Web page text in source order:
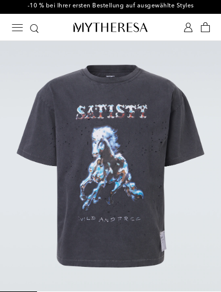
-10 % bei Ihrer ersten Bestellung auf ausgewählte Styles